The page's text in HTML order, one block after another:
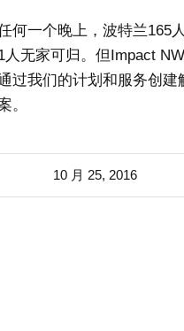
何一个晚上，波特兰165
人无家可归。但Impact
过我们的计划和服务创建
。
10 月 25, 2016